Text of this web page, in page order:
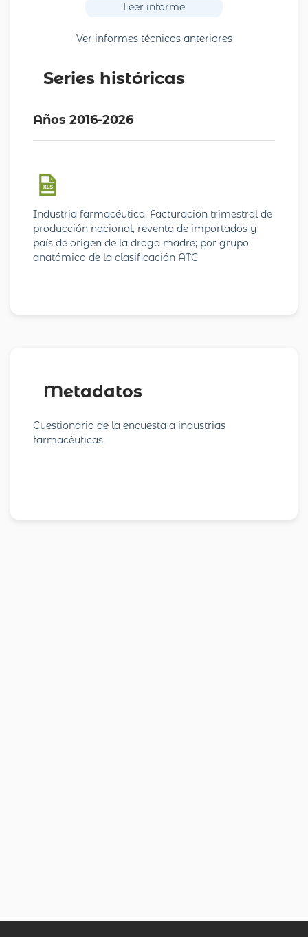
Leer informe
Ver informes técnicos anteriores
Series históricas
Años 2016-2026
Industria farmacéutica. Facturación trimestral de
producción nacional, reventa de importados y
país de origen de la droga madre; por grupo
anatómico de la clasificación ATC
Metadatos
Cuestionario de la encuesta a industrias
farmacéuticas.